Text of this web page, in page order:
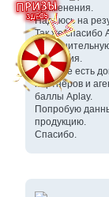
применения.
Надеюсь на
Так же спасибо
Рождения.
И так же есть
партнёров и
баллы Aplay.
Попробую
продукцию.
Спасибо.